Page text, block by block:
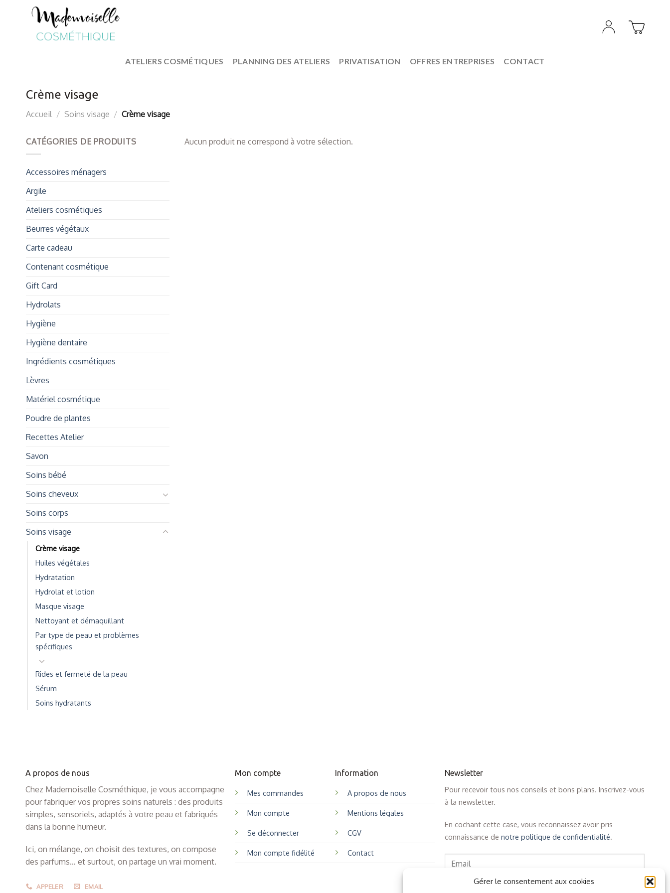
Gérer le consentement aux cookies
ATELIERS COSMÉTIQUES PLANNING DES ATELIERS PRIVATISATION OFFRES ENTREPRISES CONTACT
Crème visage
Accueil / Soins visage / Crème visage
CATÉGORIES DE PRODUITS
Accessoires ménagers
Argile
Ateliers cosmétiques
Beurres végétaux
Carte cadeau
Contenant cosmétique
Gift Card
Hydrolats
Hygiène
Hygiène dentaire
Ingrédients cosmétiques
Lèvres
Matériel cosmétique
Poudre de plantes
Recettes Atelier
Savon
Soins bébé
Soins cheveux
Soins corps
Soins visage
Crème visage
Huiles végétales
Hydratation
Hydrolat et lotion
Masque visage
Nettoyant et démaquillant
Par type de peau et problèmes
spécifiques
Rides et fermeté de la peau
Sérum
Soins hydratants
Aucun produit ne correspond à votre sélection.
A propos de nous
Chez Mademoiselle Cosméthique, je vous accompagne
pour fabriquer vos propres soins naturels : des produits
simples, sensoriels, adaptés à votre peau et fabriqués
dans la bonne humeur.
Ici, on mélange, on choisit des textures, on compose
des parfums… et surtout, on partage un vrai moment.
APPELER EMAIL
Mon compte
Mes commandes
Mon compte
Se déconnecter
Mon compte fidélité
Information
A propos de nous
Mentions légales
CGV
Contact
Newsletter
Pour recevoir tous nos conseils et bons plans. Inscrivez-vous
à la newsletter.
En cochant cette case, vous reconnaissez avoir pris
connaissance denotre politique de confidentialité.